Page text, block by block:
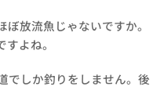
放流魚じゃないですか。
よね。
でしか釣りをしません。後